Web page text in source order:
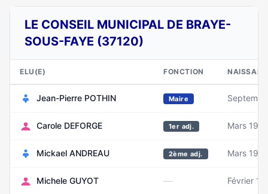
LE CONSEIL MUNICIPAL DE BRAYE-
SOUS-FAYE (37120)
ELU(E) FONCTION
Jean-Pierre POTHIN Maire
Carole DEFORGE 1er adj. Mars 1973
Mickael ANDREAU 2ème adj. Mars
Michele GUYOT — Février